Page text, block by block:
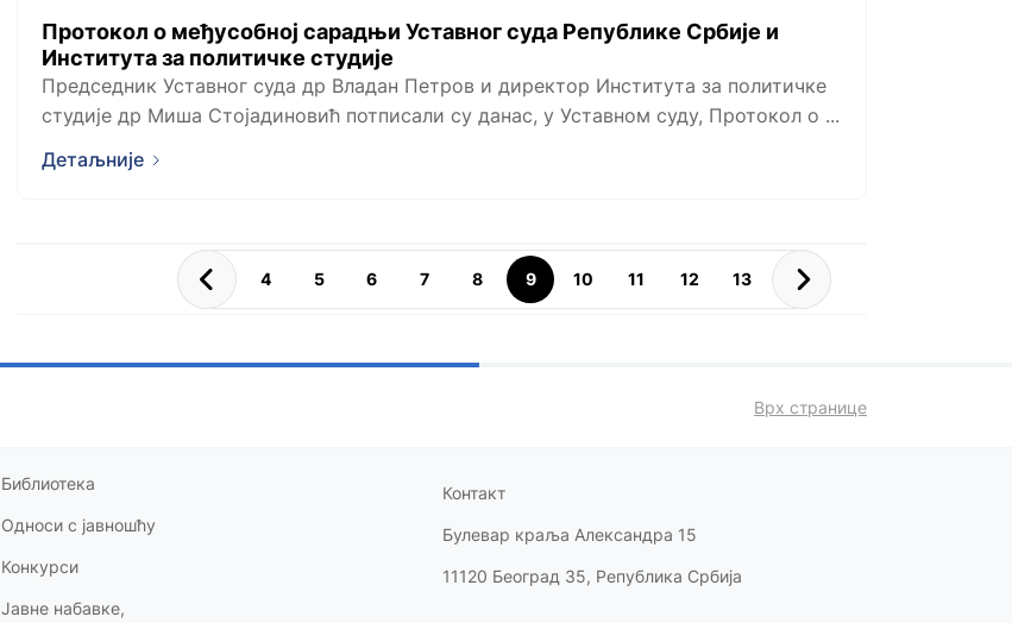
Протокол о међусобној сарадњи Уставног суда Републике Србије и
Института за политичке студије
Председник Уставног суда др Владан Петров и директор Института за политичке
студије др Миша Стојадиновић потписали су данас, у Уставном суду, Протокол о ...
Детаљније
4 5 6 7 8 9 10 11 12 13
Врх странице
Библиотека
Односи с јавношћу
Конкурси
Јавне набавке,
Контакт
Булевар краља Александра 15
11120 Београд 35, Република Србија